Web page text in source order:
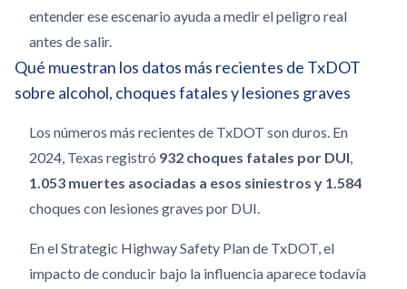
entender ese escenario ayuda a medir el peligro real
antes de salir.
Qué muestran los datos más recientes de TxDOT
sobre alcohol, choques fatales y lesiones graves
Los números más recientes de TxDOT son duros. En
2024, Texas registró 932 choques fatales por DUI,
1.053 muertes asociadas a esos siniestros y 1.584
choques con lesiones graves por DUI.
En el Strategic Highway Safety Plan de TxDOT, el
impacto de conducir bajo la influencia aparece todavía